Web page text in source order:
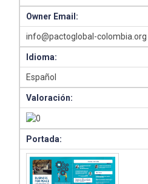
Owner Email:
info@pactoglobal-colombia.org
Idioma:
Español
Valoración:
Portada: